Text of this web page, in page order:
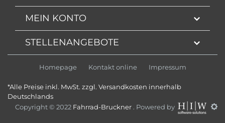
MEIN KONTO
STELLENANGEBOTE
Homepage Kontakt online Impressum
*Alle Preise inkl. MwSt. zzgl. Versandkosten innerhalb
Deutschlands
Copyright © 2022 Fahrrad-Bruckner . Powered by